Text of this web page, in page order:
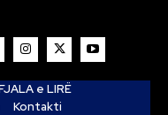
e LIRË
Kontakti